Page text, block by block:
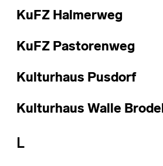
KuFZ Halmerweg
KuFZ Pastorenweg
Kulturhaus Pusdorf
Kulturhaus Walle
L